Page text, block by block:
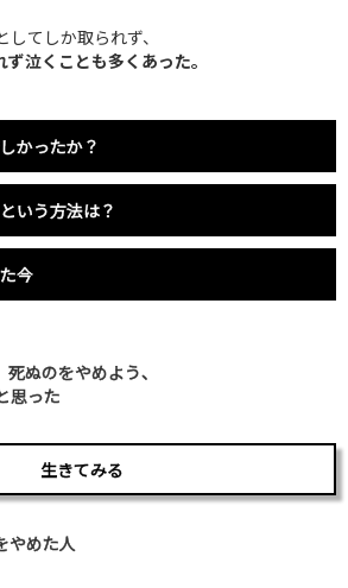
てしか取られず、
泣くことも多くあった。
かったか？
いう方法は？
今
ぬのをやめよう、
思った
生きてみる
やめた人